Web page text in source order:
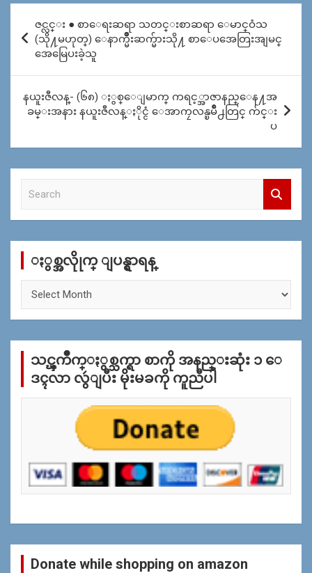
navigation
ဇင္လင္း ● စာေရးဆရာ သတင္းစာဆရာ ေမာင္ဝံသ
(သို႔မဟုတ္) ေနာက္မ်ိဳးဆက္မ်ားသို႔ စာေပအေတြးအျမင္
အေမြေပးခဲ့သူ
နယူးဇီလန္- (၆၈) ႏွစ္ေျမာက္ ကရင့္အာဇာနည္ေန႔အ
ခမ္းအနား နယူးဇီလန္ႏိုင္ငံ ေအာကၠလန္ၿမိဳ႕တြင္ က်င္း
ပ
c
ႏွစ္အလိုုက္ ျပန္ရွာရန္
က္
န္
သင္ၾကိဳက္ႏွစ္သက္ရာ စာကို အနည္းဆုံး ၁ ေ
ဒၚလာ လွဴျပီး မိုးမခကို ကူညီပါ
Donate while shopping on amazon